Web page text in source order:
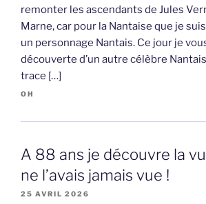
remonter les ascendants de Jules
Marne, car pour la Nantaise que je
un personnage Nantais. Ce jour je
découverte d’un autre célèbre
trace […]
OH
A 88 ans je découvre la
ne l’avais jamais vue !
25 AVRIL 2026